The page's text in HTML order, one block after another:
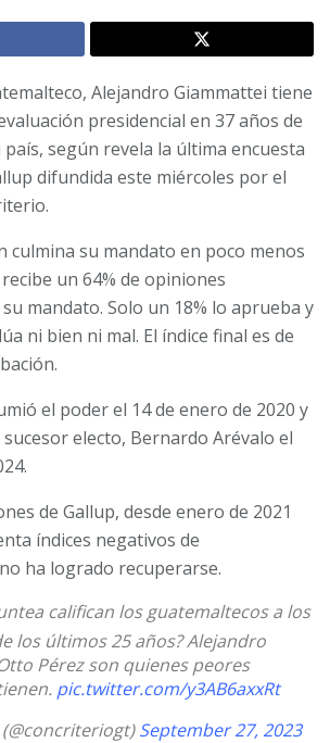
Alejandro Giammattei tiene
presidencial en 37 años de
según revela la última encuesta
difundida este miércoles por el
culmina su mandato en poco menos
un 64% de opiniones
mandato. Solo un 18% lo aprueba y
ni bien ni mal. El índice final es de
el poder el 14 de enero de 2020 y
electo, Bernardo Arévalo el
de Gallup, desde enero de 2021
índices negativos de
ha logrado recuperarse.
califican los guatemaltecos a los
los últimos 25 años? Alejandro
Pérez son quienes peores
pic.twitter.com/y3AB6axxRt
September 27, 2023